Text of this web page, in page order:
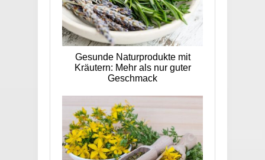
Gesunde Naturprodukte mit
Kräutern: Mehr als nur guter
Geschmack